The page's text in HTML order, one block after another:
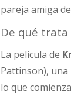
pareja amiga
De qué trata
La pelicula de
Pattinson), una
lo que